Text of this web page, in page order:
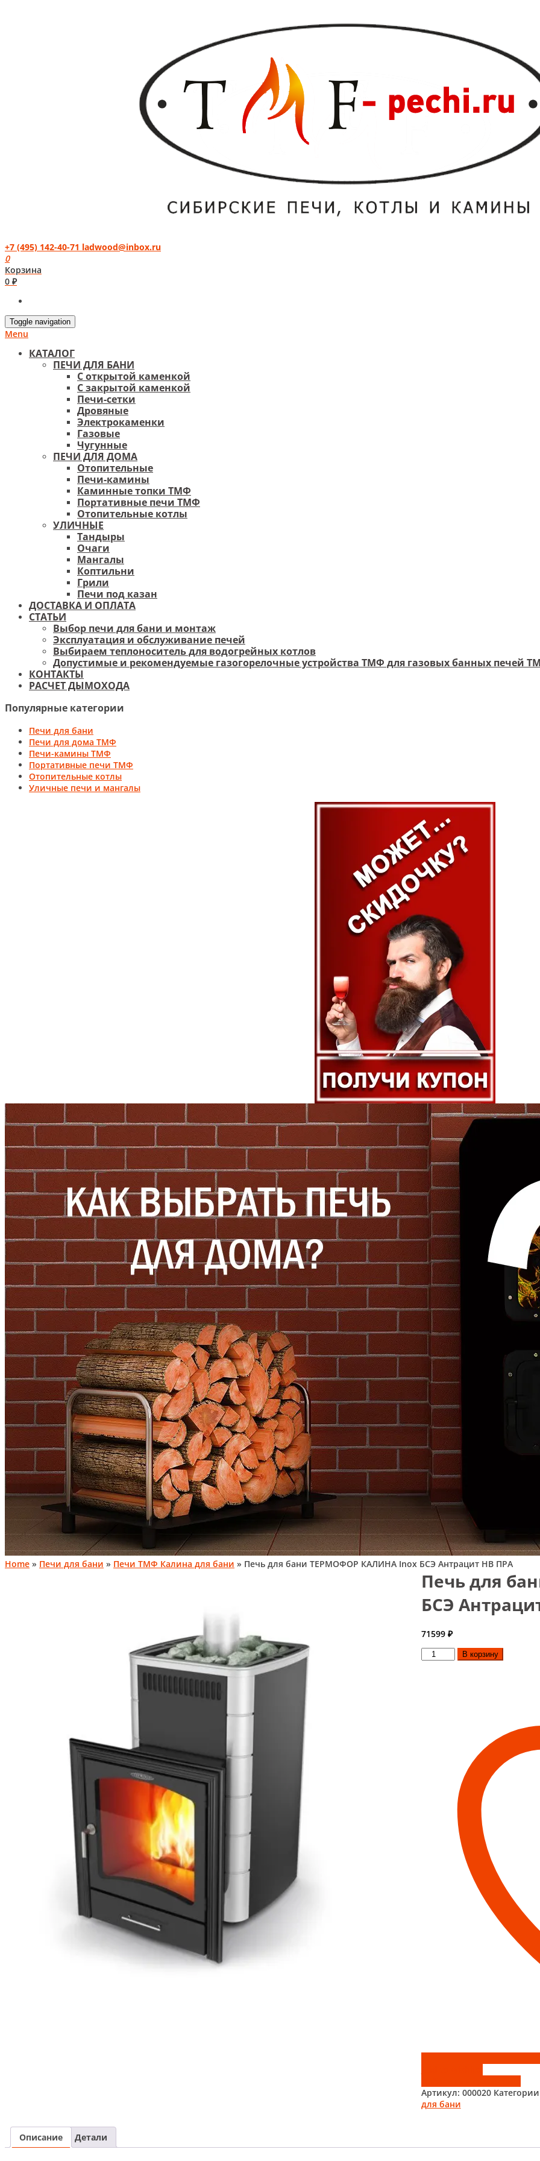
+7 (495) 142-40-71 ladwood@inbox.ru
0
Корзина
0 ₽
Toggle navigation
Menu
КАТАЛОГ
ПЕЧИ ДЛЯ БАНИ
С открытой каменкой
С закрытой каменкой
Печи-сетки
Дровяные
Электрокаменки
Газовые
Чугунные
ПЕЧИ ДЛЯ ДОМА
Отопительные
Печи-камины
Каминные топки ТМФ
Портативные печи ТМФ
Отопительные котлы
УЛИЧНЫЕ
Тандыры
Очаги
Мангалы
Коптильни
Грили
Печи под казан
ДОСТАВКА И ОПЛАТА
СТАТЬИ
Выбор печи для бани и монтаж
Эксплуатация и обслуживание печей
Выбираем теплоноситель для водогрейных котлов
Допустимые и рекомендуемые газогорелочные устройства ТМФ для газовых банных печей
КОНТАКТЫ
РАСЧЕТ ДЫМОХОДА
Популярные категории
Печи для бани
Печи для дома ТМФ
Печи-камины ТМФ
Портативные печи ТМФ
Отопительные котлы
Уличные печи и мангалы
Home » Печи для бани » Печи ТМФ Калина для бани » Печь для бани ТЕРМОФОР КАЛИНА Inox БСЭ Антрацит НВ ПРА
Печь для
БСЭ
71599 ₽
Количество
товара
В корзину
Артикул: 000020
для бани
Описание Детали